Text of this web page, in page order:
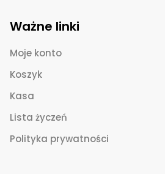
Ważne linki
Moje konto
Koszyk
Kasa
Lista życzeń
Polityka prywatności